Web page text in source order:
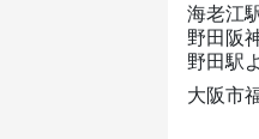
海老江
野田阪
野田駅
大阪市